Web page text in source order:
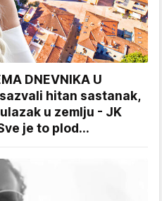
DNEVNIKA U
hitan sastanak,
u zemlju - JK
je to plod...